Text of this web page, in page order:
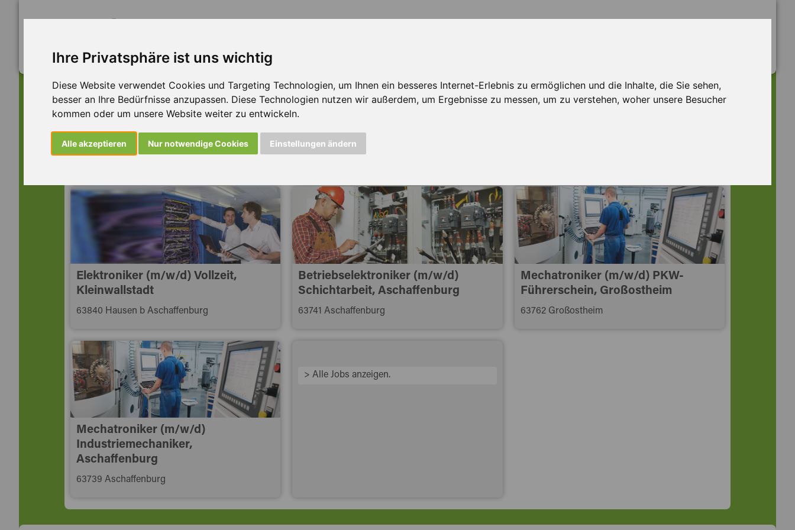
Ihre Privatsphäre ist uns wichtig
Diese Website verwendet Cookies und Targeting Technologien, um Ihnen ein besseres Internet-Erlebnis zu ermöglichen und die Inhalte, die Sie sehen,
besser an Ihre Bedürfnisse anzupassen. Diese Technologien nutzen wir außerdem, um Ergebnisse zu messen, um zu verstehen, woher unsere Besucher
kommen oder um unsere Website weiter zu entwickeln.
Alle akzeptieren Nur notwendige Cookies Einstellungen ändern
Dieser Job ist leider nicht mehr verfügbar ...
... aber vielleicht ist hier etwas dabei:
Elektroniker (m/w/d) Vollzeit,
Kleinwallstadt
63840 Hausen b Aschaffenburg
Betriebselektroniker (m/w/d)
Schichtarbeit, Aschaffenburg
63741 Aschaffenburg
Mechatroniker (m/w/d) PKW-
Führerschein, Großostheim
63762 Großostheim
Mechatroniker (m/w/d)
Industriemechaniker,
Aschaffenburg
63739 Aschaffenburg
> Alle Jobs anzeigen.